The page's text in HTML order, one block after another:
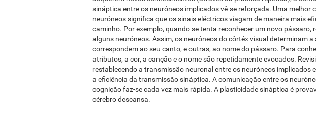
sináptica entre os neuróneos implicados vê-se reforçada. Uma melhor
neuróneos significa que os sinais eléctricos viagam de maneira mais
caminho. Por exemplo, quando se tenta reconhecer um novo pássaro,
alguns neuróneos. Assim, os neuróneos do côrtéx visual determinam
correspondem ao seu canto, e outras, ao nome do pássaro. Para
atributos, a cor, a canção e o nome são repetidamente evocados.
restablecendo a transmissão neuronal entre os neuróneos implicados
a eficiência da transmissão sináptica. A comunicação entre os
cognição faz-se cada vez mais rápida. A plasticidade sináptica é
cérebro descansa.